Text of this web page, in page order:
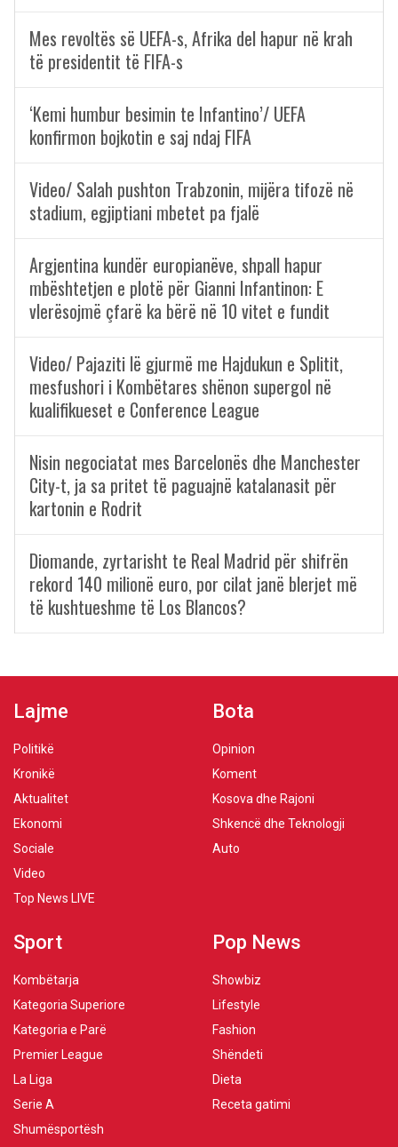
Mes revoltës së UEFA-s, Afrika del hapur në krah
të presidentit të FIFA-s
‘Kemi humbur besimin te Infantino’/ UEFA
konfirmon bojkotin e saj ndaj FIFA
Video/ Salah pushton Trabzonin, mijëra tifozë në
stadium, egjiptiani mbetet pa fjalë
Argjentina kundër europianëve, shpall hapur
mbështetjen e plotë për Gianni Infantinon: E
vlerësojmë çfarë ka bërë në 10 vitet e fundit
Video/ Pajaziti lë gjurmë me Hajdukun e Splitit,
mesfushori i Kombëtares shënon supergol në
kualifikueset e Conference League
Nisin negociatat mes Barcelonës dhe Manchester
City-t, ja sa pritet të paguajnë katalanasit për
kartonin e Rodrit
Diomande, zyrtarisht te Real Madrid për shifrën
rekord 140 milionë euro, por cilat janë blerjet më
të kushtueshme të Los Blancos?
Lajme
Politikë
Kronikë
Aktualitet
Ekonomi
Sociale
Video
Top News LIVE
Bota
Opinion
Koment
Kosova dhe Rajoni
Shkencë dhe Teknologji
Auto
Sport
Kombëtarja
Kategoria Superiore
Kategoria e Parë
Premier League
La Liga
Serie A
Shumësportësh
Pop News
Showbiz
Lifestyle
Fashion
Shëndeti
Dieta
Receta gatimi